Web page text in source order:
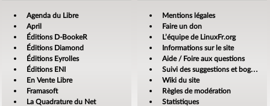
Agenda du Libre
April
Éditions D-BookeR
Éditions Diamond
Éditions Eyrolles
Éditions ENI
En Vente Libre
Framasoft
La Quadrature du Net
Mentions légales
Faire un don
L’équipe de LinuxFr.org
Informations sur le site
Aide / Foire aux questions
Suivi des suggestions et bogues
Wiki du site
Règles de modération
Statistiques